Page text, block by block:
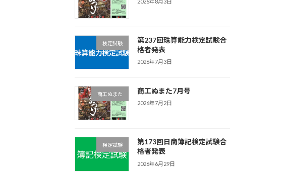
検定試験
第237回珠算能力検定試験合
格者発表
2026年7月3日
商工ぬまた 商工ぬまた7月号
2026年7月2日
検定試験
第173回日商簿記検定試験合
格者発表
2026年6月29日